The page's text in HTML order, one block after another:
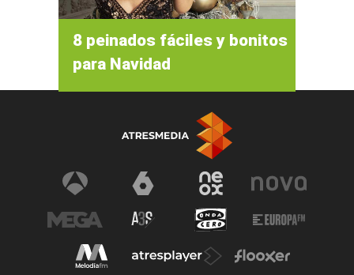
8 peinados fáciles y bonitos
para Navidad